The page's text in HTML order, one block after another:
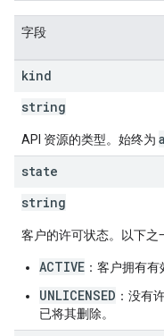
字段
kind
string
API 资源的类型。始终为
state
string
客户的许可状态。以下之
ACTIVE ：客户拥有有
UNLICENSED ：没有
已将其删除。